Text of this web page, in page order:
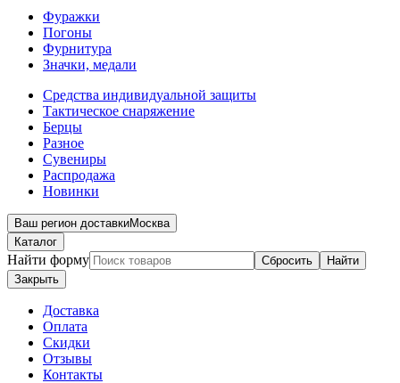
Фуражки
Погоны
Фурнитура
Значки, медали
Средства индивидуальной защиты
Тактическое снаряжение
Берцы
Разное
Сувениры
Распродажа
Новинки
Ваш регион доставкиМосква
Каталог
Найти форму Сбросить
Найти
Закрыть
Доставка
Оплата
Скидки
Отзывы
Контакты